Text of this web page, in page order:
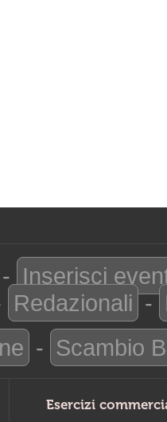
- Inserisci
Redazionali -
- Scambio
Esercizi